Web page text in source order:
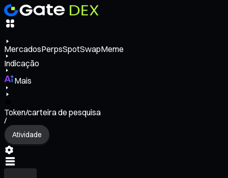
MercadosPerpsSpotSwapMeme
Indicação
Mais
Token/carteira de pesquisa
/
Atividade